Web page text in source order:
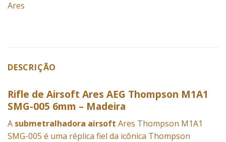
Ares
DESCRIÇÃO
Rifle de Airsoft Ares AEG Thompson M1A1
SMG-005 6mm – Madeira
A submetralhadora airsoft Ares Thompson M1A1
SMG-005 é uma réplica fiel da icônica Thompson